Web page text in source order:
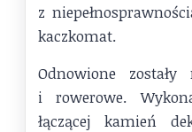
z
kaczkomat.
Odnowione
i rowerowe.
łączącej kamień